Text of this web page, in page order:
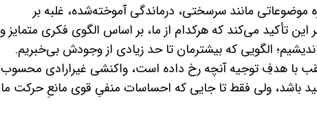
مانند سرسختی، درماندگی آموخته‌شده، غلبه بر
این تأکید می‌کند که هرکدام از ما، بر اساس الگوی فکری متمایز و
الگویی که بیشترمان تا حد زیادی از وجودش بی‌خبریم.
با هدفِ توجیه آنچه رخ داده است، واکنشی غیرارادی محسوب
باشد، ولی فقط تا جایی که احساسات منفیِ قوی مانعِ حرکت ما